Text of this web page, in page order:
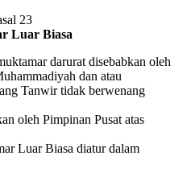
23
Luar Biasa
darurat disebabkan oleh
dan atau
Tanwir tidak berwenang
oleh Pimpinan Pusat atas
Luar Biasa diatur dalam